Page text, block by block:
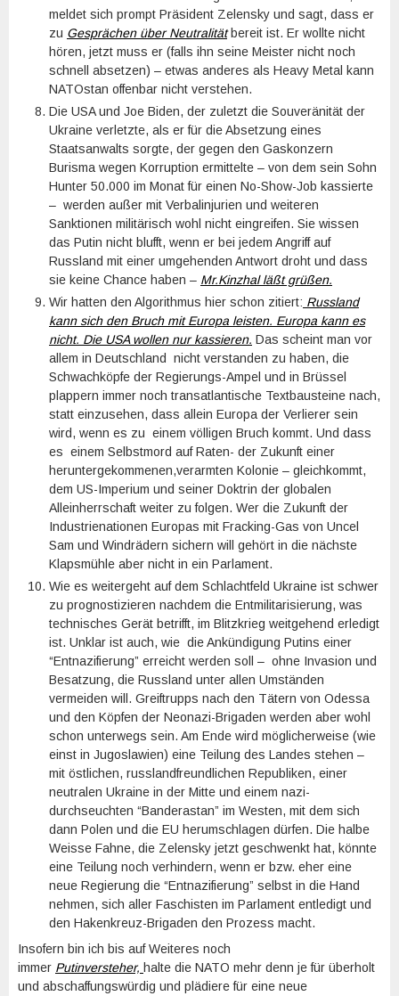
meldet sich prompt Präsident Zelensky und sagt, dass er
zu Gesprächen über Neutralitätbereit ist. Er wollte nicht
hören, jetzt muss er (falls ihn seine Meister nicht noch
schnell absetzen) – etwas anderes als Heavy Metal kann
NATOstan offenbar nicht verstehen.
Die USA und Joe Biden, der zuletzt die Souveränität der
Ukraine verletzte, als er für die Absetzung eines
Staatsanwalts sorgte, der gegen den Gaskonzern
Burisma wegen Korruption ermittelte – von dem sein Sohn
Hunter 50.000 im Monat für einen No-Show-Job kassierte
– werden außer mit Verbalinjurien und weiteren
Sanktionen militärisch wohl nicht eingreifen. Sie wissen
das Putin nicht blufft, wenn er bei jedem Angriff auf
Russland mit einer umgehenden Antwort droht und dass
sie keine Chance haben – Mr.Kinzhal läßt grüßen.
Wir hatten den Algorithmus hier schon zitiert: Russland
kann sich den Bruch mit Europa leisten. Europa kann es
nicht. Die USA wollen nur kassieren. Das scheint man vor
allem in Deutschland nicht verstanden zu haben, die
Schwachköpfe der Regierungs-Ampel und in Brüssel
plappern immer noch transatlantische Textbausteine nach,
statt einzusehen, dass allein Europa der Verlierer sein
wird, wenn es zu einem völligen Bruch kommt. Und dass
es einem Selbstmord auf Raten- der Zukunft einer
heruntergekommenen,verarmten Kolonie – gleichkommt,
dem US-Imperium und seiner Doktrin der globalen
Alleinherrschaft weiter zu folgen. Wer die Zukunft der
Industrienationen Europas mit Fracking-Gas von Uncel
Sam und Windrädern sichern will gehört in die nächste
Klapsmühle aber nicht in ein Parlament.
Wie es weitergeht auf dem Schlachtfeld Ukraine ist schwer
zu prognostizieren nachdem die Entmilitarisierung, was
technisches Gerät betrifft, im Blitzkrieg weitgehend erledigt
ist. Unklar ist auch, wie die Ankündigung Putins einer
“Entnazifierung” erreicht werden soll – ohne Invasion und
Besatzung, die Russland unter allen Umständen
vermeiden will. Greiftrupps nach den Tätern von Odessa
und den Köpfen der Neonazi-Brigaden werden aber wohl
schon unterwegs sein. Am Ende wird möglicherweise (wie
einst in Jugoslawien) eine Teilung des Landes stehen –
mit östlichen, russlandfreundlichen Republiken, einer
neutralen Ukraine in der Mitte und einem nazi-
durchseuchten “Banderastan” im Westen, mit dem sich
dann Polen und die EU herumschlagen dürfen. Die halbe
Weisse Fahne, die Zelensky jetzt geschwenkt hat, könnte
eine Teilung noch verhindern, wenn er bzw. eher eine
neue Regierung die “Entnazifierung” selbst in die Hand
nehmen, sich aller Faschisten im Parlament entledigt und
den Hakenkreuz-Brigaden den Prozess macht.
Insofern bin ich bis auf Weiteres noch
immer Putinversteher, halte die NATO mehr denn je für überholt
und abschaffungswürdig und plädiere für eine neue